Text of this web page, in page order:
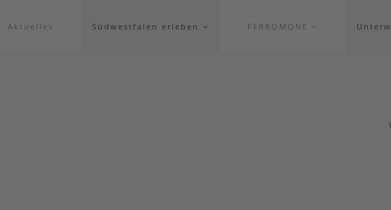
Aktuelles Südwestfalen erleben FERROMONE